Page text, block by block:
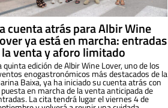
cuenta atrás para Albir Wine
ya está en marcha: entradas
venta y aforo limitado
quinta edición de Albir Wine Lover, uno de los
enogastronómicos más destacados de la
Baixa, ya ha iniciado su cuenta atrás con
puesta en marcha de la venta anticipada de
La cita tendrá lugar el viernes 4 de